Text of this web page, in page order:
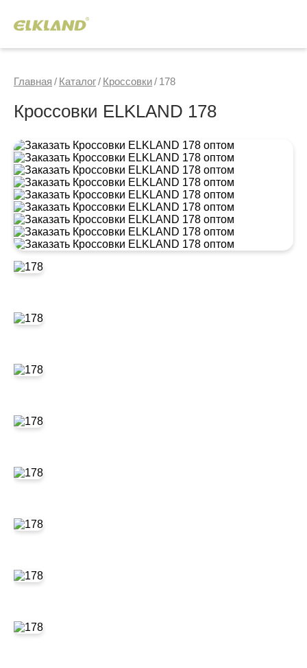
Главная / Каталог/ Кроссовки/ 178
Кроссовки ELKLAND 178